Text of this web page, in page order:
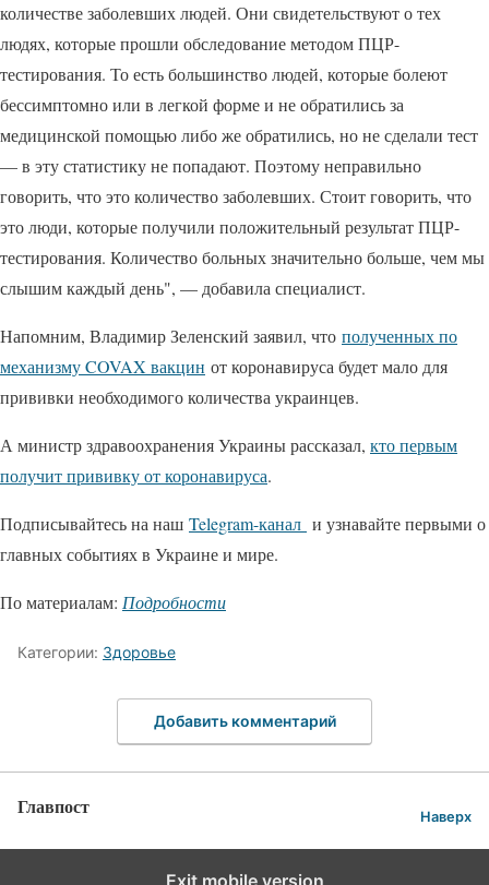
количестве заболевших людей. Они свидетельствуют о тех
людях, которые прошли обследование методом ПЦР-
тестирования. То есть большинство людей, которые болеют
бессимптомно или в легкой форме и не обратились за
медицинской помощью либо же обратились, но не сделали тест
— в эту статистику не попадают. Поэтому неправильно
говорить, что это количество заболевших. Стоит говорить, что
это люди, которые получили положительный результат ПЦР-
тестирования. Количество больных значительно больше, чем мы
слышим каждый день", — добавила специалист.
Напомним, Владимир Зеленский заявил, что полученных по
механизму COVAX вакцин от коронавируса будет мало для
прививки необходимого количества украинцев.
А министр здравоохранения Украины рассказал, кто первым
получит прививку от коронавируса.
Подписывайтесь на наш Telegram-канал и узнавайте первыми о
главных событиях в Украине и мире.
По материалам: Подробности
Категории: Здоровье
Добавить комментарий
Главпост Наверх
Exit mobile version